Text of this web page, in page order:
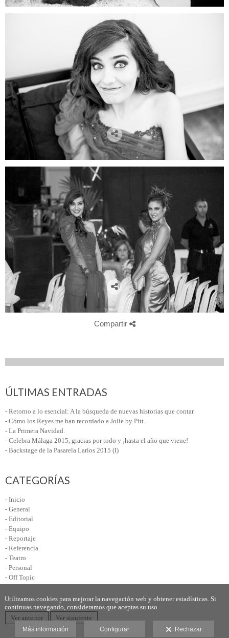
Compartir
ÚLTIMAS ENTRADAS
- Retorno a lo esencial: A la búsqueda de nuevas historias que contar.
- Cómo los Reyes me han recordado a Jolie by Pitt.
- La Primera Navidad.
- Celebra Málaga 2015, gracias por todo y ¡hasta el año que viene!
- Backstage de la Pasarela Larios 2015 (I)
CATEGORÍAS
- Inicio
- General
- Editorial
- Equipo
- Reportaje
- Referencia
- Teatro
- Personal
- Off Topic
Ver anterior Ver siguiente
Utilizamos cookies para mejorar la navegación web y obtener estadísticas. Si
continuas navegando, consideramos que aceptas su uso.
Más información Configurar Rechazar